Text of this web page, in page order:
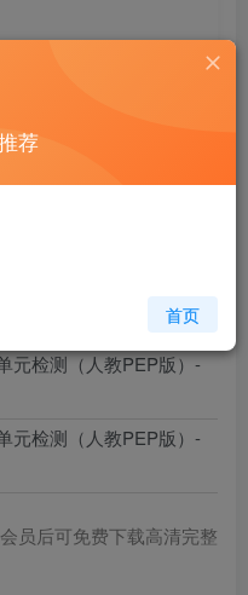
暂时无法购买，请与站长联系
员后可免费下载高清完整
荐
首页